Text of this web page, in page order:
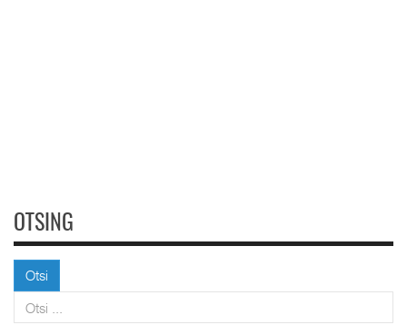
OTSING
Otsi